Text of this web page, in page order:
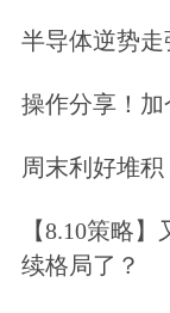
半导体逆势走
操作分享！加
周末利好堆
【8.10策略
续格局了？